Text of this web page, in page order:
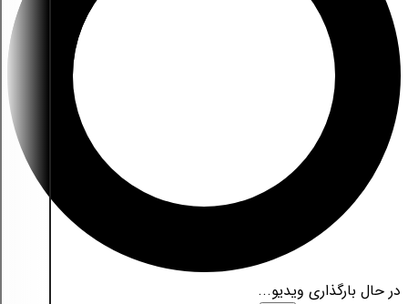
در حال بارگذاری ویدیو...